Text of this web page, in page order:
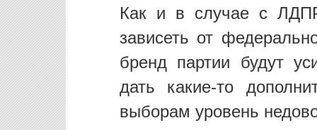
Как и в случае с
зависеть от
бренд партии будут
дать какие-то
выборам уровень